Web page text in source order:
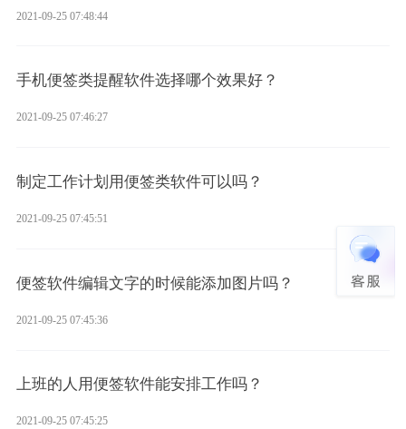
2021-09-25 07:48:44
手机便签类提醒软件选择哪个效果好？
2021-09-25 07:46:27
制定工作计划用便签类软件可以吗？
2021-09-25 07:45:51
便签软件编辑文字的时候能添加图片吗？
2021-09-25 07:45:36
上班的人用便签软件能安排工作吗？
2021-09-25 07:45:25